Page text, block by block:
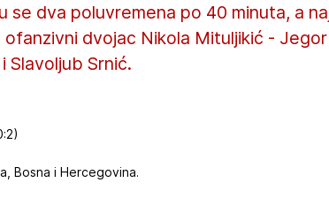
se dva poluvremena po 40 minuta, a
dvojac Nikola Mituljikić -
Slavoljub Srnić.
Bosna i Hercegovina.